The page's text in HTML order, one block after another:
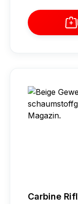
Carbine